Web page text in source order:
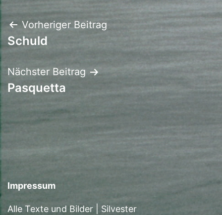
Beitrags-
Navigation
Vorheriger Beitrag
Schuld
Nächster Beitrag
Pasquetta
Impressum
Alle Texte und Bilder | Silvester